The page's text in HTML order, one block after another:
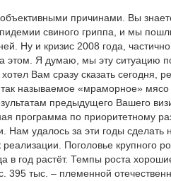
объективными причинами. Вы
свиного гриппа, и мы
Ну и кризис 2008 года,
этом. Я думаю, мы эту ситуацию
Вам сразу сказать сегодня,
так называемое «мраморное»
предыдущего Вашего
программа по приоритетному
Нам удалось за эти годы
Поголовье крупного
в год растёт. Темпы роста
395 тыс. – племенной